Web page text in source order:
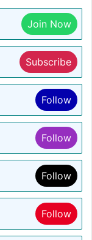
Join Now
Subscribe
Follow
Follow
Follow
Follow